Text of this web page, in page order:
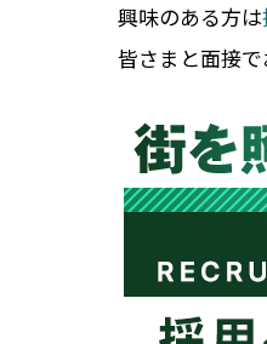
興味のある方は
皆さまと面接